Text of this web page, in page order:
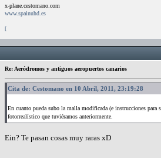
x-plane.cestomano.com
www.spainuhd.es
[
Re: Aeródromos y antiguos aeropuertos canarios
Cita de: Cestomano en 10 Abril, 2011, 23:19:28
En cuanto pueda subo la malla modificada (e instrucciones para
fotorrealístico que tuviéramos anteriormente.
Ein? Te pasan cosas muy raras xD